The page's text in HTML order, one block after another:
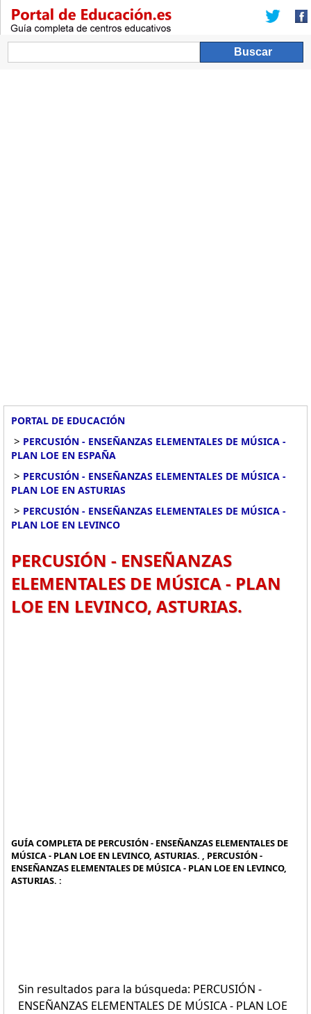
PORTAL DE EDUCACIÓN
> PERCUSIÓN - ENSEÑANZAS ELEMENTALES DE MÚSICA -
PLAN LOE EN ESPAÑA
> PERCUSIÓN - ENSEÑANZAS ELEMENTALES DE MÚSICA -
PLAN LOE EN ASTURIAS
> PERCUSIÓN - ENSEÑANZAS ELEMENTALES DE MÚSICA -
PLAN LOE EN LEVINCO
PERCUSIÓN - ENSEÑANZAS
ELEMENTALES DE MÚSICA - PLAN
LOE EN LEVINCO, ASTURIAS.
GUÍA COMPLETA DE PERCUSIÓN - ENSEÑANZAS ELEMENTALES DE
MÚSICA - PLAN LOE EN LEVINCO, ASTURIAS. , PERCUSIÓN -
ENSEÑANZAS ELEMENTALES DE MÚSICA - PLAN LOE EN LEVINCO,
ASTURIAS. :
Sin resultados para la búsqueda: PERCUSIÓN -
ENSEÑANZAS ELEMENTALES DE MÚSICA - PLAN LOE